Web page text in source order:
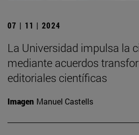
07 | 11 | 2024
La Universidad impulsa la
mediante acuerdos
editoriales científicas
Imagen Manuel Castells